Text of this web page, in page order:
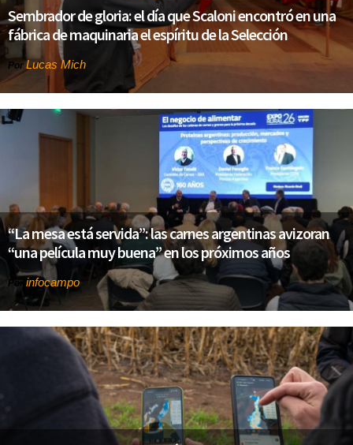
Sembrador de gloria: el día que Scaloni encontró en una
fábrica de maquinaria el espíritu de la Selección
Por Lucas Mich
“La mesa está servida”: las carnes argentinas avizoran
“una película muy buena” en los próximos años
Por infocampo